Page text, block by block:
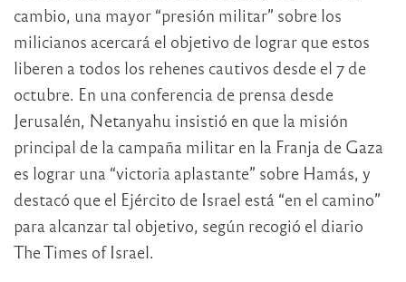
cambio, una mayor “presión militar” sobre los
milicianos acercará el objetivo de lograr que estos
liberen a todos los rehenes cautivos desde el 7 de
octubre. En una conferencia de prensa desde
Jerusalén, Netanyahu insistió en que la misión
principal de la campaña militar en la Franja de Gaza
es lograr una “victoria aplastante” sobre Hamás, y
destacó que el Ejército de Israel está “en el camino”
para alcanzar tal objetivo, según recogió el diario
The Times of Israel.